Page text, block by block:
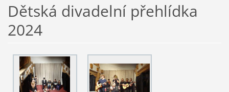
Dětská divadelní přehlídka
2024